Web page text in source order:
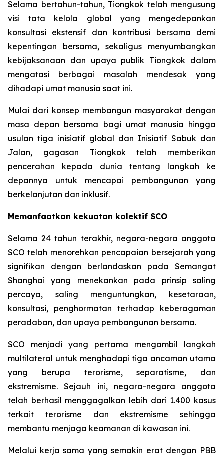
Selama bertahun-tahun, Tiongkok telah mengusung
visi tata kelola global yang mengedepankan
konsultasi ekstensif dan kontribusi bersama demi
kepentingan bersama, sekaligus menyumbangkan
kebijaksanaan dan upaya publik Tiongkok dalam
mengatasi berbagai masalah mendesak yang
dihadapi umat manusia saat ini.
Mulai dari konsep membangun masyarakat dengan
masa depan bersama bagi umat manusia hingga
usulan tiga inisiatif global dan Inisiatif Sabuk dan
Jalan, gagasan Tiongkok telah memberikan
pencerahan kepada dunia tentang langkah ke
depannya untuk mencapai pembangunan yang
berkelanjutan dan inklusif.
Memanfaatkan kekuatan kolektif SCO
Selama 24 tahun terakhir, negara-negara anggota
SCO telah menorehkan pencapaian bersejarah yang
signifikan dengan berlandaskan pada Semangat
Shanghai yang menekankan pada prinsip saling
percaya, saling menguntungkan, kesetaraan,
konsultasi, penghormatan terhadap keberagaman
peradaban, dan upaya pembangunan bersama.
SCO menjadi yang pertama mengambil langkah
multilateral untuk menghadapi tiga ancaman utama
yang berupa terorisme, separatisme, dan
ekstremisme. Sejauh ini, negara-negara anggota
telah berhasil menggagalkan lebih dari 1.400 kasus
terkait terorisme dan ekstremisme sehingga
membantu menjaga keamanan di kawasan ini.
Melalui kerja sama yang semakin erat dengan PBB